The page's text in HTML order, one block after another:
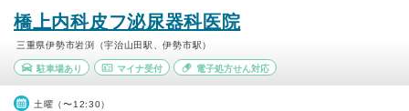
橋上内科皮フ泌尿器科医院
三重県伊勢市岩渕（宇治山田駅、伊勢市駅）
駐車場あり マイナ受付 電子処方せん対応
土曜（〜12:30）